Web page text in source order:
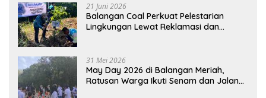
21 Juni 2026
Balangan Coal Perkuat Pelestarian
Lingkungan Lewat Reklamasi dan
31 Mei 2026
May Day 2026 di Balangan Meriah,
Ratusan Warga Ikuti Senam dan Jalan